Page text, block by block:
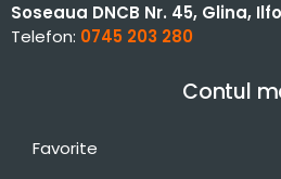
Soseaua DNCB Nr. 45, Glina,
Telefon: 0745 203 280
Contul
Favorite